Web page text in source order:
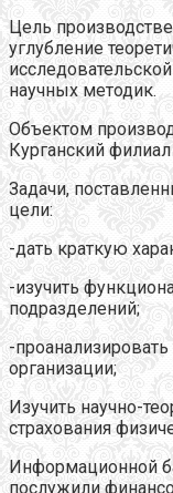
Цель
углубление
научных методик.
Объектом
Курганский
Задачи,
цели:
-дать краткую
-изучить
подразделений;
-
организации;
Изучить научно-
страхования
Информационной
послужили